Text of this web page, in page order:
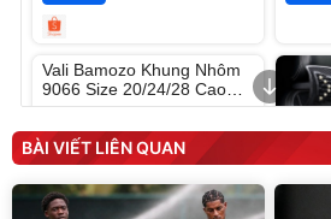
Vali Bamozo Khung Nhôm
9066 Size 20/24/28 Cao
Cấp
1.000.000
825.000đ
Flash Sale
BÀI VIẾT LIÊN QUAN